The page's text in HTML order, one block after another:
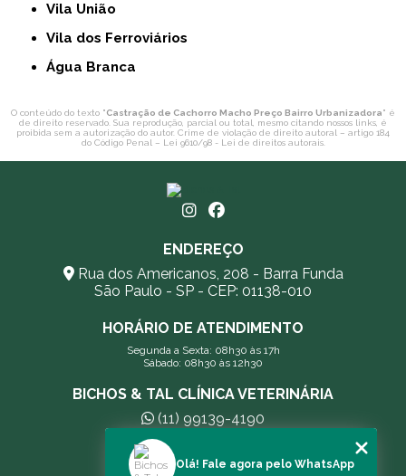
Vila União
Vila dos Ferroviários
Água Branca
O conteúdo do texto "Castração de Cachorro Macho Preço Bairro Urbanizadora" é
de direito reservado. Sua reprodução, parcial ou total, mesmo citando nossos links, é
proibida sem a autorização do autor. Crime de violação de direito autoral – artigo 184
do Código Penal – Lei 9610/98 - Lei de direitos autorais.
ENDEREÇO
Rua dos Americanos, 208 - Barra Funda
São Paulo - SP - CEP: 01138-010
HORÁRIO DE ATENDIMENTO
Segunda a Sexta: 08h30 às 17h
Sábado: 08h30 às 12h30
BICHOS & TAL CLÍNICA VETERINÁRIA
(11) 99139-4190
andreleecitti5@gmail.com
Olá! Fale agora pelo WhatsApp